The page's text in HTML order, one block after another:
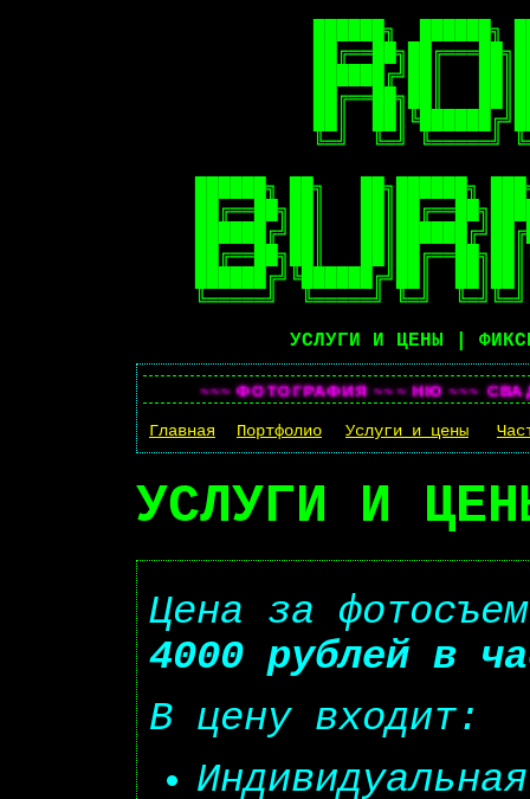
██████╗
██████╔╝██║
██╔══██╗██║
██║
╚═╝  ╚═╝
██████╗ ██╗   ██╗██████╗
██╔══██╗██║
██████╔╝██║
██╔══██╗██║
██████╔╝╚██████╔╝██║
УСЛУГИ И ЦЕНЫ |
~~~ ФОТОГРАФИЯ ~~~ НЮ ~~~
Главная Портфолио Услуги и цены
УСЛУГИ И
Цена за
4000 рублей в
В цену входит: